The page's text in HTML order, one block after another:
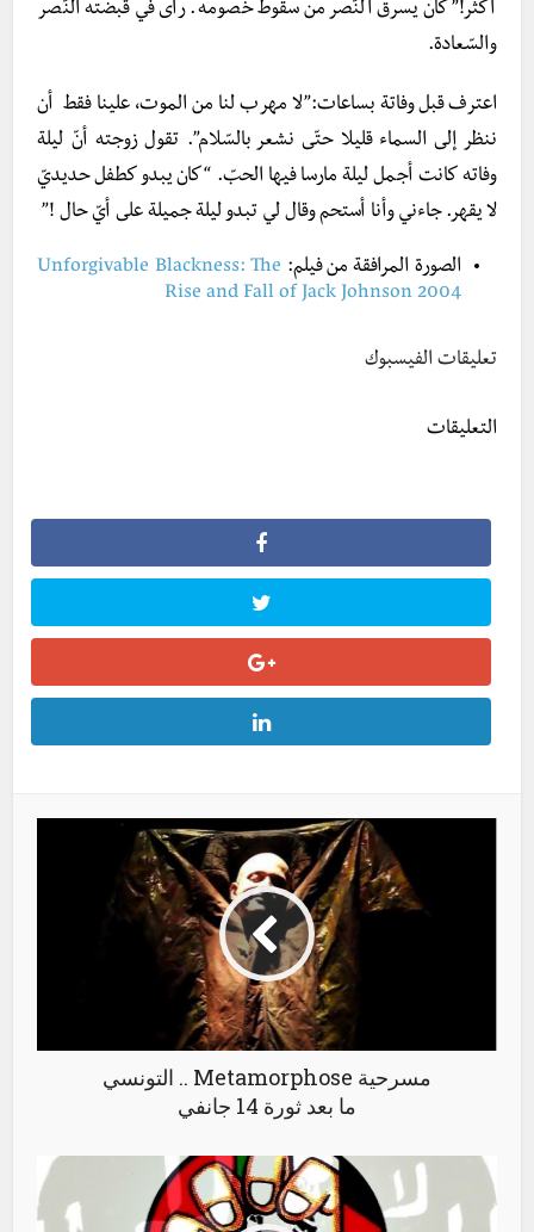
أكثر!” كان يسرق النّصر من سقوط خصومه. رأى في قبضته النّصر
والسّعادة.
اعترف قبل وفاتة بساعات:”لا مهرب لنا من الموت، علينا فقط أن
ننظر إلى السماء قليلا حتّى نشعر بالسّلام”. تقول زوجته أنّ ليلة
وفاته كانت أجمل ليلة مارسا فيها الحبّ. “كان يبدو كطفل حديديّ
لا يقهر. جاءني وأنا أستحم وقال لي تبدو ليلة جميلة على أيّ حال !”
الصورة المرافقة من فيلم: Unforgivable Blackness: The
Rise and Fall of Jack Johnson 2004
تعليقات الفيسبوك
التعليقات
مسرحية Metamorphose .. التونسي
ما بعد ثورة 14 جانفي